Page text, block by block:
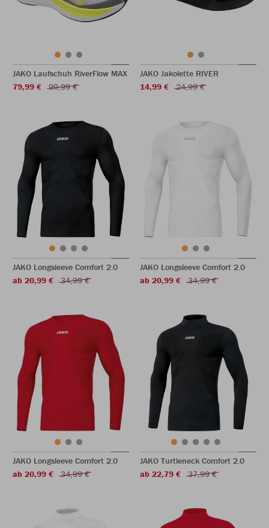
JAKO Laufschuh RiverFlow MAX
79,99 €
99,99 €
JAKO Jakolette RIVER
14,99 €
24,99 €
JAKO Longsleeve Comfort 2.0
ab 20,99 €
34,99 €
JAKO Longsleeve Comfort 2.0
ab 20,99 €
34,99 €
JAKO Longsleeve Comfort 2.0
ab 20,99 €
34,99 €
JAKO Turtleneck Comfort 2.0
ab 22,79 €
37,99 €